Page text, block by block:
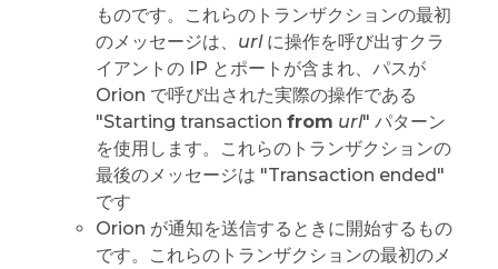
ものです。これらのトランザクションの最初
のメッセージは、 urlに操作を呼び出すクラ
イアントの IP とポートが含まれ、パスが
Orion で呼び出された実際の操作である
"Starting transaction from url" パターン
を使用します。これらのトランザクションの
最後のメッセージは "Transaction ended"
です
Orion が通知を送信するときに開始するもの
です。これらのトランザクションの最初のメ